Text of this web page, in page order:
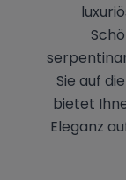
Sie auf
bietet
Eleganz